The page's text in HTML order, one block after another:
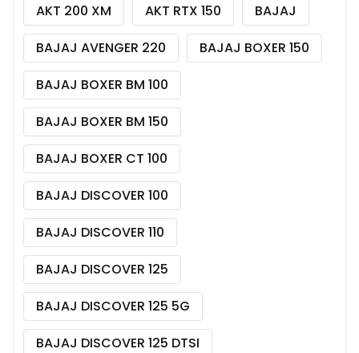
AKT 200 XM
AKT RTX 150
BAJAJ
BAJAJ AVENGER 220
BAJAJ BOXER 150
BAJAJ BOXER BM 100
BAJAJ BOXER BM 150
BAJAJ BOXER CT 100
BAJAJ DISCOVER 100
BAJAJ DISCOVER 110
BAJAJ DISCOVER 125
BAJAJ DISCOVER 125 5G
BAJAJ DISCOVER 125 DTSI